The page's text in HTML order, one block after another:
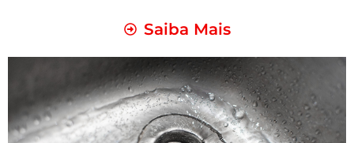
Saiba Mais